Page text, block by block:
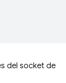
del socket de